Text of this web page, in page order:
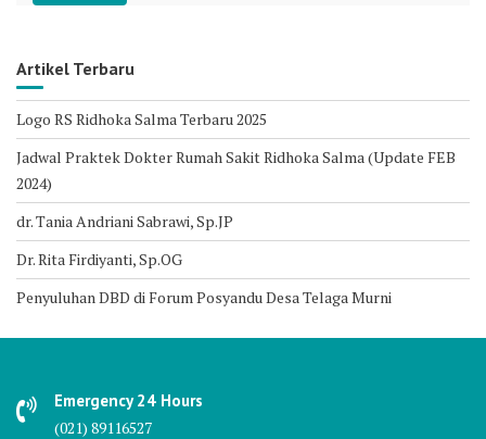
Artikel Terbaru
Logo RS Ridhoka Salma Terbaru 2025
Jadwal Praktek Dokter Rumah Sakit Ridhoka Salma (Update FEB
2024)
dr. Tania Andriani Sabrawi, Sp.JP
Dr. Rita Firdiyanti, Sp.OG
Penyuluhan DBD di Forum Posyandu Desa Telaga Murni
Emergency 24 Hours
(021) 89116527